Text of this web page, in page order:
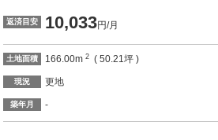
返済目安 10,033円/月
土地面積 166.00m2 ( 50.21坪 )
現況 更地
築年月 -